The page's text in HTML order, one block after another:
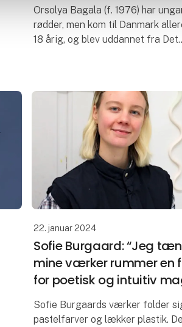
Orsolya Bagala (f. 1976) har
rødder, men kom til Danmark
18 årig, og blev uddannet fra Det
ungarsk-dan
22. januar 2024
Sofie Burgaard: “Jeg
mine værker rummer en
for poetisk og intuitiv
Sofie Burgaards værker folder
pastelfarver og lækker plastik.